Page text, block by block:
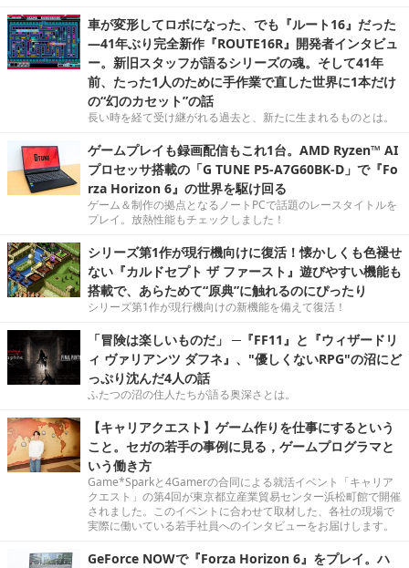
車が変形してロボになった、でも『ルート16』だった
―41年ぶり完全新作『ROUTE16R』開発者インタビュ
ー。新旧スタッフが語るシリーズの魂。そして41年
前、たった1人のために手作業で直した世界に1本だけ
の“幻のカセット”の話
長い時を経て受け継がれる過去と、新たに生まれるものとは。
ゲームプレイも録画配信もこれ1台。AMD Ryzen™ AI
プロセッサ搭載の「G TUNE P5-A7G60BK-D」で『Fo
rza Horizon 6』の世界を駆け回る
ゲーム＆制作の拠点となるノートPCで話題のレースタイトルを
プレイ。放熱性能もチェックしました！
シリーズ第1作が現行機向けに復活！懐かしくも色褪せ
ない『カルドセプト ザ ファースト』遊びやすい機能も
搭載で、あらためて“原典”に触れるのにぴったり
シリーズ第1作が現行機向けの新機能を備えて復活！
「冒険は楽しいものだ」 ─『FF11』と『ウィザードリ
ィ ヴァリアンツ ダフネ』、"優しくないRPG"の沼にど
っぷり沈んだ4人の話
ふたつの沼の住人たちが語る奥深さとは。
【キャリアクエスト】ゲーム作りを仕事にするという
こと。セガの若手の事例に見る，ゲームプログラマと
いう働き方
Game*Sparkと4Gamerの合同による就活イベント「キャリア
クエスト」の第4回が東京都立産業貿易センター浜松町館で開催
されました。このイベントに合わせて取材した、各社の現場で
実際に働いている若手社員へのインタビューをお届けします。
GeForce NOWで『Forza Horizon 6』をプレイ。ハ